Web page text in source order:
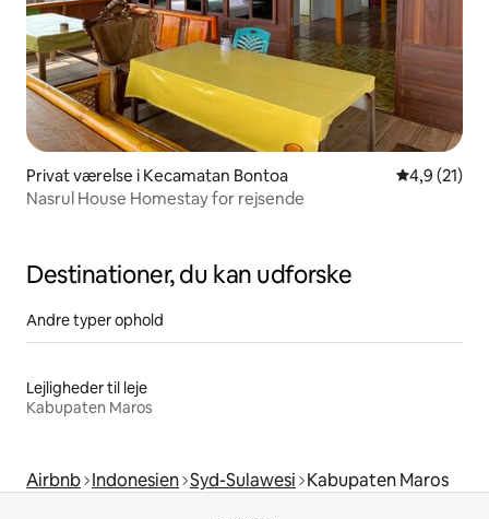
Privat værelse i Kecamatan Bontoa 4,9 ud af 5
4,9 (21)
Nasrul House Homestay for rejsende
Destinationer, du kan udforske
Andre typer ophold
Lejligheder til leje
Kabupaten Maros
Airbnb Indonesien Syd-Sulawesi Kabupaten Maros